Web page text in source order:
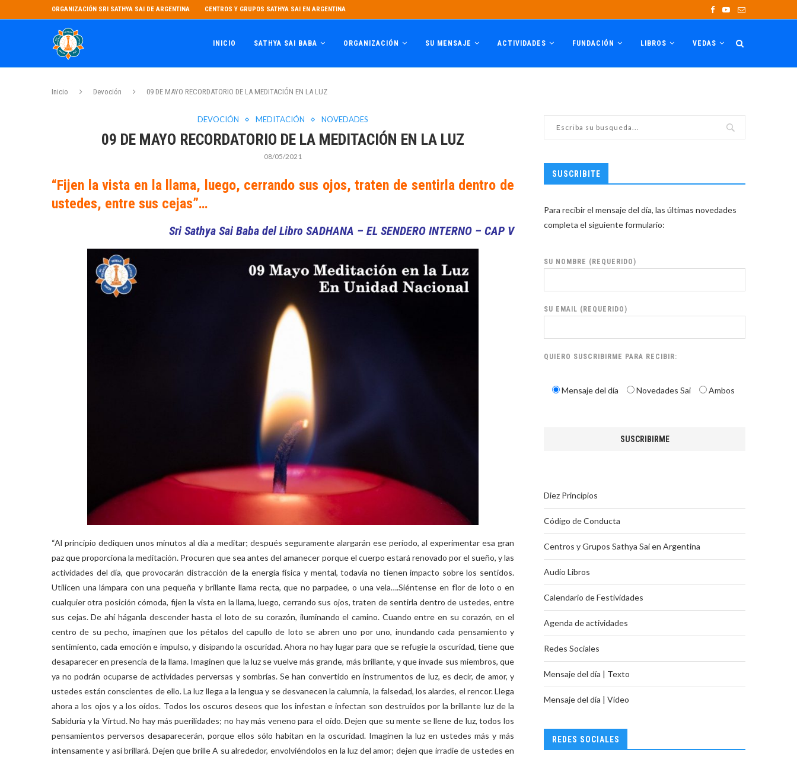
ORGANIZACIÓN SRI SATHYA SAI DE ARGENTINA CENTROS Y GRUPOS SATHYA SAI EN ARGENTINA
INICIO SATHYA SAI BABA ORGANIZACIÓN SU MENSAJE ACTIVIDADES FUNDACIÓN LIBROS VEDAS
Inicio Devoción 09 DE MAYO RECORDATORIO DE LA MEDITACIÓN EN LA LUZ
DEVOCIÓN MEDITACIÓN NOVEDADES
09 DE MAYO RECORDATORIO DE LA MEDITACIÓN EN LA LUZ
08/05/2021
“Fijen la vista en la llama, luego, cerrando sus ojos, traten de sentirla dentro de
ustedes, entre sus cejas”…
Sri Sathya Sai Baba del Libro SADHANA – EL SENDERO INTERNO – CAP V
“Al principio dediquen unos minutos al día a meditar; después seguramente alargarán ese período, al experimentar esa gran
paz que proporciona la meditación. Procuren que sea antes del amanecer porque el cuerpo estará renovado por el sueño, y las
actividades del día, que provocarán distracción de la energía física y mental, todavía no tienen impacto sobre los sentidos.
Utilicen una lámpara con una pequeña y brillante llama recta, que no parpadee, o una vela….Siéntense en flor de loto o en
cualquier otra posición cómoda, fijen la vista en la llama, luego, cerrando sus ojos, traten de sentirla dentro de ustedes, entre
sus cejas. De ahí háganla descender hasta el loto de su corazón, iluminando el camino. Cuando entre en su corazón, en el
centro de su pecho, imaginen que los pétalos del capullo de loto se abren uno por uno, inundando cada pensamiento y
sentimiento, cada emoción e impulso, y disipando la oscuridad. Ahora no hay lugar para que se refugie la oscuridad, tiene que
desaparecer en presencia de la llama. Imaginen que la luz se vuelve más grande, más brillante, y que invade sus miembros, que
ya no podrán ocuparse de actividades perversas y sombrías. Se han convertido en instrumentos de luz, es decir, de amor, y
ustedes están conscientes de ello. La luz llega a la lengua y se desvanecen la calumnia, la falsedad, los alardes, el rencor. Llega
ahora a los ojos y a los oídos. Todos los oscuros deseos que los infestan e infectan son destruidos por la brillante luz de la
Sabiduría y la Virtud. No hay más puerilidades; no hay más veneno para el oído. Dejen que su mente se llene de luz, todos los
pensamientos perversos desaparecerán, porque ellos sólo habitan en la oscuridad. Imaginen la luz en ustedes más y más
intensamente y así brillará. Dejen que brille A su alrededor, envolviéndolos en la luz del amor; dejen que irradie de ustedes en
SUSCRIBITE
Para recibir el mensaje del día, las últimas novedades
completa el siguiente formulario:
SU NOMBRE (REQUERIDO)
SU EMAIL (REQUERIDO)
QUIERO SUSCRIBIRME PARA RECIBIR:
Mensaje del día Novedades Sai Ambos
Diez Principios
Código de Conducta
Centros y Grupos Sathya Sai en Argentina
Audio Libros
Calendario de Festividades
Agenda de actividades
Redes Sociales
Mensaje del día | Texto
Mensaje del día | Video
REDES SOCIALES